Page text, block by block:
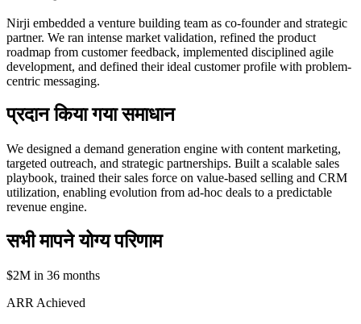
Nirji embedded a venture building team as co-founder and strategic
partner. We ran intense market validation, refined the product
roadmap from customer feedback, implemented disciplined agile
development, and defined their ideal customer profile with problem-
centric messaging.
प्रदान किया गया समाधान
We designed a demand generation engine with content marketing,
targeted outreach, and strategic partnerships. Built a scalable sales
playbook, trained their sales force on value-based selling and CRM
utilization, enabling evolution from ad-hoc deals to a predictable
revenue engine.
सभी मापने योग्य परिणाम
$2M in 36 months
ARR Achieved